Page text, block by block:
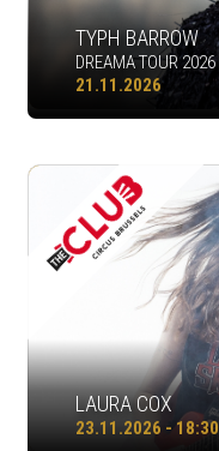
TYPH BARROW
DREAMA TOUR 2026
21.11.2026
LAURA COX
23.11.2026 - 18:30